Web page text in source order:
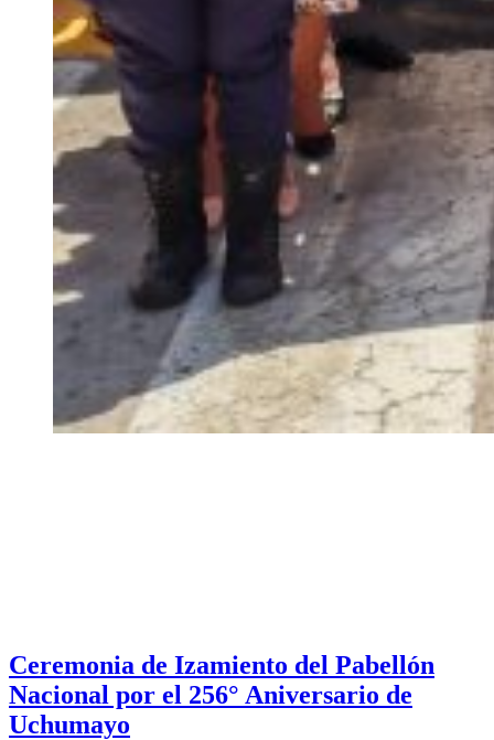
Ceremonia de Izamiento del Pabellón
Nacional por el 256° Aniversario de
Uchumayo